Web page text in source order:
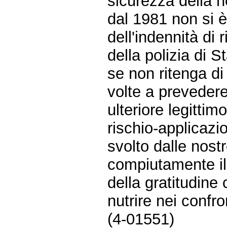
dal 1981 non si
dell'indennità di
della polizia di
se non ritenga
volte a
ulteriore
rischio-
svolto dalle
compiutamente
della gratitudine
nutrire nei
(4-01551)